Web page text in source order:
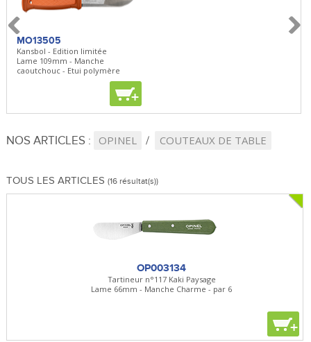
MO13505
Kansbol - Edition limitée
Lame 109mm - Manche
caoutchouc - Etui polymère
+
NOS ARTICLES : OPINEL COUTEAUX DE TABLE
TOUS LES ARTICLES (16 résultat(s))
OP003134
Tartineur n°117 Kaki Paysage
Lame 66mm - Manche Charme - par 6
+